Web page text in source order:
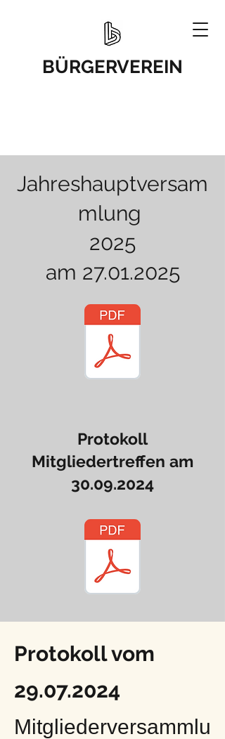
BÜRGERVEREIN
Jahreshauptversam
mlung
2025
am 27.01.2025
Protokoll
Mitgliedertreffen am
30.09.2024
Protokoll vom
29.07.2024
Mitgliederversammlu